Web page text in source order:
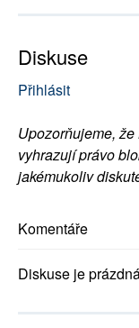
Diskuse
Přihlásit
Upozorňujeme,
vyhrazují právo
jakémukoliv
Komentáře
Diskuse je